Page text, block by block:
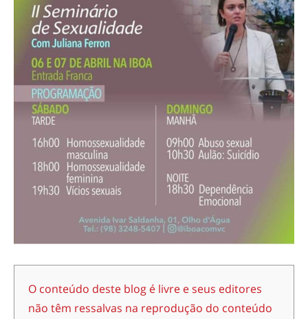
O conteúdo deste blog é livre e seus editores
não têm ressalvas na reprodução do conteúdo